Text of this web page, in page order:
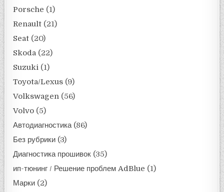
Porsche (1)
Renault (21)
Seat (20)
Skoda (22)
Suzuki (1)
Toyota/Lexus (9)
Volkswagen (56)
Volvo (5)
Автодиагностика(86)
Без рубрики (3)
Диагностика прошивок (35)
ип-тюнинг / Решение проблем AdBlue (1)
Марки (2)